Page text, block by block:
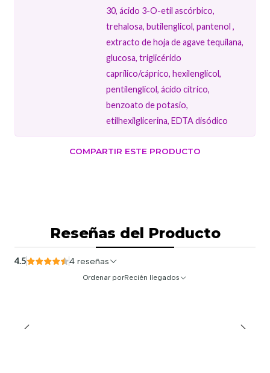
30, ácido 3-O-etil ascórbico,
trehalosa, butilenglicol, pantenol ,
extracto de hoja de agave tequilana,
glucosa, triglicérido
caprílico/cáprico, hexilenglicol,
pentilenglicol, ácido cítrico,
benzoato de potasio,
etilhexilglicerina, EDTA disódico
COMPARTIR ESTE PRODUCTO
Reseñas del Producto
4.5 4 reseñas
Ordenar porRecién llegados